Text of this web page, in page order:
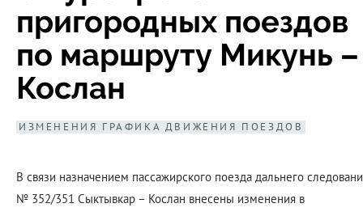
пригородных поездов
по маршруту Микунь –
Кослан
ИЗМЕНЕНИЯ ГРАФИКА ДВИЖЕНИЯ ПОЕЗДОВ
В связи назначением пассажирского поезда дальнего
№ 352/351 Сыктывкар – Кослан внесены изменения в